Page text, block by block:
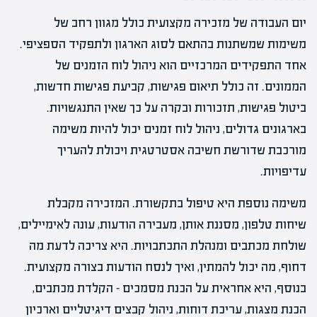
יום העבודה של מזכירה מקצועית כולל מגוון רחב של
משימות שמשתנות בהתאם לסוג הארגון ולתפקיד הספציפי.
אחד התפקידים המרכזיים הוא ניהול לוח הזמנים של
הממונים. זה כולל תיאום פגישות, קביעת פגישות חדשות,
ביטול פגישות, תזכורות ובקרה על כך שאין התנגשויות.
בארגונים גדולים, ניהול לוח זמנים יכול להיות משימה
מורכבת שדורשת חשיבה אסטרטגית ויכולת להעריך
עדיפויות.
משימה נוספת היא טיפול בתקשורת. המזכירה מקבלת
שיחות טלפון, מסננת אותן, מעבירה הודעות, עונה לאימיילים,
שולחת מכתבים ומנהלת התכתבויות. היא צריכה לדעת מה
דחוף, מה יכול להמתין, ואיך לנסח הודעות בצורה מקצועית.
בנוסף, היא אחראית על הכנת מסמכים – הקלדת מכתבים,
הכנת מצגות, עריכת דוחות, ניהול קבצים דיגיטליים וארכיון